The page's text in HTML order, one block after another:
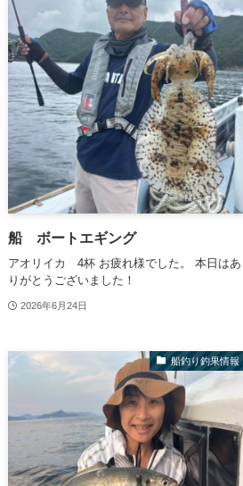
船 ボートエギング
アオリイカ 4杯 お疲れ様でした。 本日はあ
りがとうございました！
2026年6月24日
船釣り釣果情報